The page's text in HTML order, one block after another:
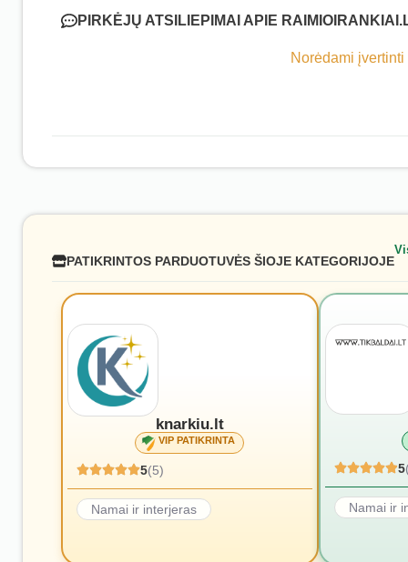
PIRKĖJŲ ATSILIEPIMAI APIE
Norėdami
PATIKRINTOS PARDUOTUVĖS ŠIOJE KATEGORIJOJE
knarkiu.lt
VIP PATIKRINTA
5(5)
Namai ir interjeras
5
Namai ir